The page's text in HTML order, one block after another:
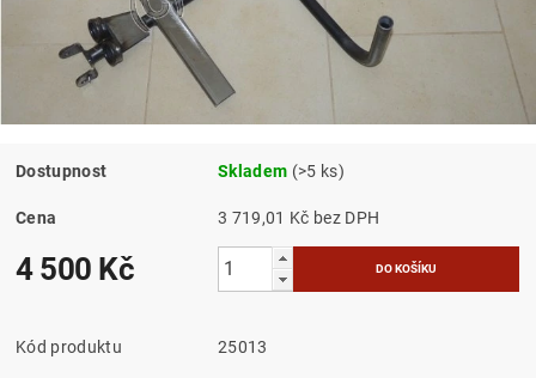
Dostupnost Skladem (>5 ks)
Cena 3 719,01 Kč bez DPH
4 500 Kč
Kód produktu 25013